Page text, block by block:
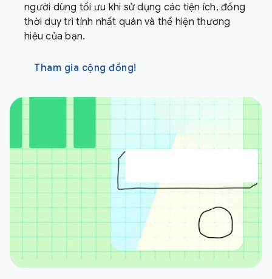
người dùng tối ưu khi sử dụng các tiện ích, đồng
thời duy trì tính nhất quán và thể hiện thương
hiệu của bạn.
Tham gia cộng đồng!